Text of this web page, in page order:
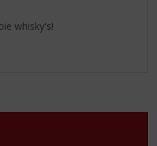
whisky's!